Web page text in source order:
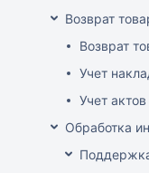
Возврат
Возврат
Учет
Учет
Обработка
Поддержка